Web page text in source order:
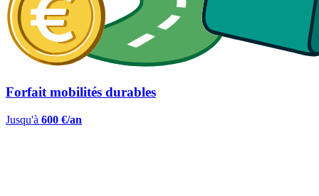
Forfait mobilités durables
Jusqu'à 600 €/an